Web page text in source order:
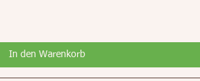
In den Warenkorb